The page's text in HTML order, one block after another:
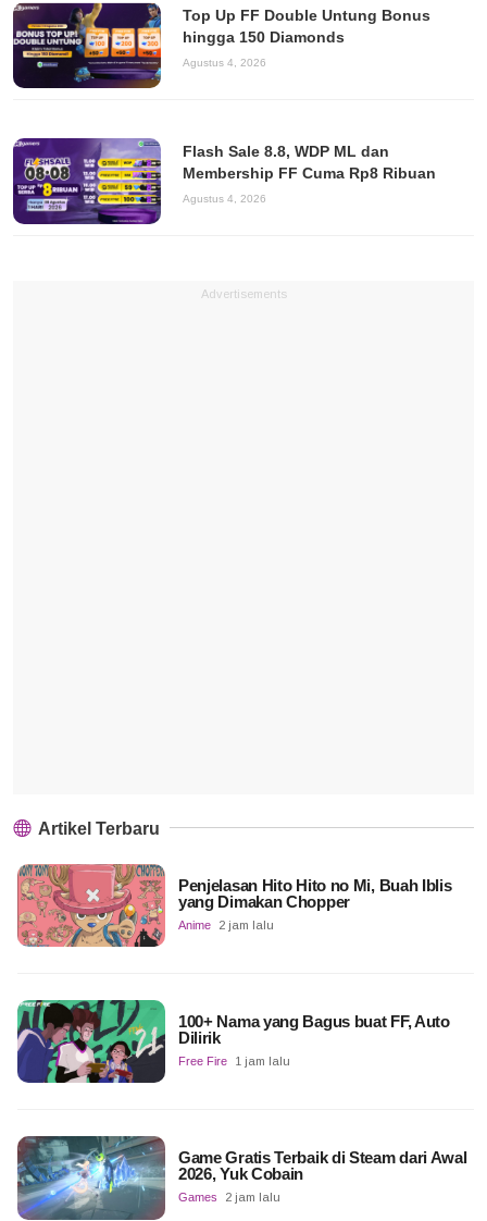
Top Up FF Double Untung Bonus
hingga 150 Diamonds
Agustus 4, 2026
Flash Sale 8.8, WDP ML dan
Membership FF Cuma Rp8 Ribuan
Agustus 4, 2026
Advertisements
Artikel Terbaru
Penjelasan Hito Hito no Mi, Buah Iblis
yang Dimakan Chopper
Anime 2 jam lalu
100+ Nama yang Bagus buat FF, Auto
Dilirik
Free Fire 1 jam lalu
Game Gratis Terbaik di Steam dari Awal
2026, Yuk Cobain
Games 2 jam lalu